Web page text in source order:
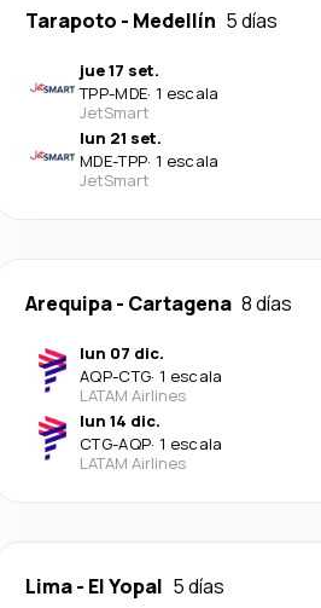
Tarapoto - Medellín 5 días
jue 17 set.
TPP-MDE· 1 escala
JetSmart
lun 21 set.
MDE-TPP· 1 escala
JetSmart
Arequipa- Cartagena 8 días
lun 07 dic.
AQP-CTG· 1 escala
LATAM Airlines
lun 14 dic.
CTG-AQP· 1 escala
LATAM Airlines
Lima- El Yopal 5 días